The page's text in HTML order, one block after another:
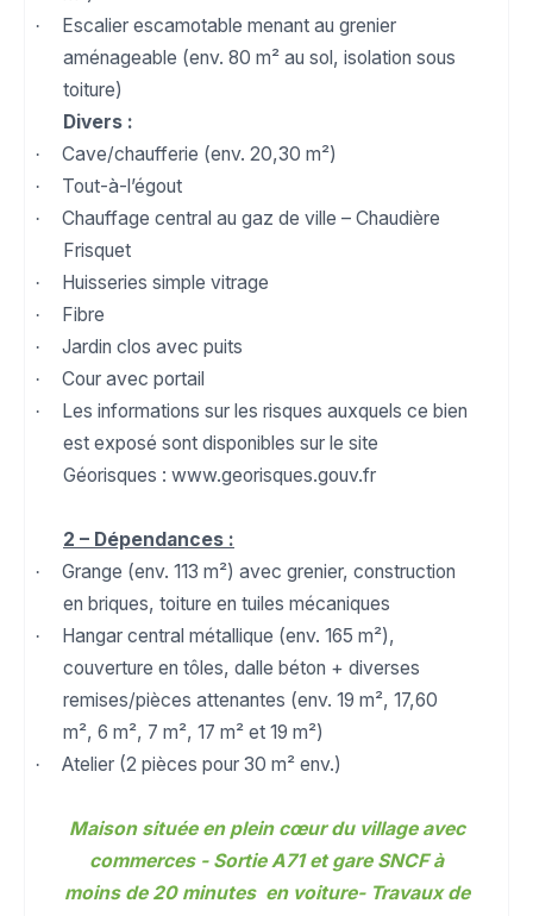
·
Escalier escamotable menant au grenier
aménageable (env. 80 m² au sol, isolation sous
toiture)
Divers :
· Cave/chaufferie (env. 20,30 m²)
· Tout-à-l’égout
·
Chauffage central au gaz de ville – Chaudière
Frisquet
· Huisseries simple vitrage
· Fibre
· Jardin clos avec puits
· Cour avec portail
·
Les informations sur les risques auxquels ce bien
est exposé sont disponibles sur le site
Géorisques : www.georisques.gouv.fr
2 – Dépendances :
·
Grange (env. 113 m²) avec grenier, construction
en briques, toiture en tuiles mécaniques
·
Hangar central métallique (env. 165 m²),
couverture en tôles, dalle béton + diverses
remises/pièces attenantes (env. 19 m², 17,60
m², 6 m², 7 m², 17 m² et 19 m²)
· Atelier (2 pièces pour 30 m² env.)
Maison située en plein cœur du village avec
commerces - Sortie A71 et gare SNCF à
moins de 20 minutes en voiture- Travaux de